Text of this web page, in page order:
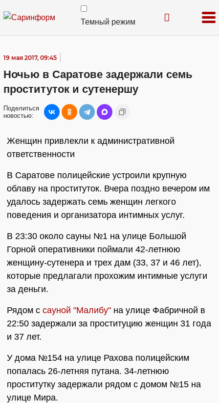
Темный режим
19 мая 2017, 09:45
Ночью в Саратове задержали семь
проституток и сутенершу
Поделиться
новостью:
Женщин привлекли к административной
ответственности
В Саратове полицейские устроили крупную
облаву на проституток. Вчера поздно вечером им
удалось задержать семь женщин легкого
поведения и организатора интимных услуг.
В 23:30 около сауны №1 на улице Большой
Горной оперативники поймали 42-летнюю
женщину-сутенера и трех дам (33, 37 и 46 лет),
которые предлагали прохожим интимные услуги
за деньги.
Рядом с сауной "Малибу" на улице Фабричной в
22:50 задержали за проституцию женщин 31 года
и 37 лет.
У дома №154 на улице Рахова полицейским
попалась 26-летняя путана. 34-летнюю
проститутку задержали рядом с домом №15 на
улице Мира.